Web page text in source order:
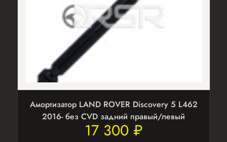
Амортизатор LAND ROVER Discovery 5 L462
2016- без CVD задний правый/левый
17 300 ₽